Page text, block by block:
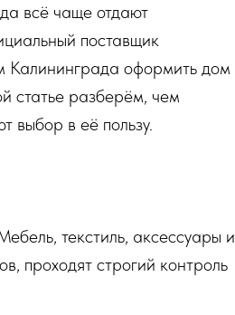
всё чаще отдают
поставщик
Калининграда оформить дом
статье разберём, чем
выбор в её пользу.
текстиль, аксессуары и
проходят строгий контроль